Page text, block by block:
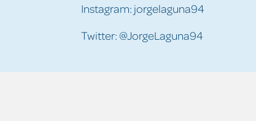
Instagram: jorgelaguna94
Twitter: @JorgeLaguna94